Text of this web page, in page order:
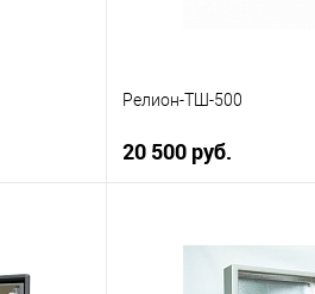
Релион-ТШ-500
20 500 руб.
Купить в 1 клик